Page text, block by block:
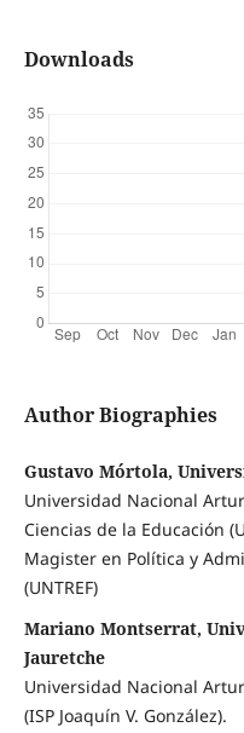
Downloads
Author Biographies
Gustavo Mórtola,
Universidad Nacional
Ciencias de la Educación
Magister en Política y
(UNTREF)
Mariano Montserrat,
Jauretche
Universidad Nacional
(ISP Joaquín V. González).